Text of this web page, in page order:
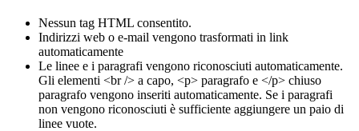
Nessun tag HTML consentito.
Indirizzi web o e-mail vengono trasformati in link
automaticamente
Le linee e i paragrafi vengono riconosciuti automaticamente.
Gli elementi <br /> a capo, <p> paragrafo e </p> chiuso
paragrafo vengono inseriti automaticamente. Se i paragrafi
non vengono riconosciuti è sufficiente aggiungere un paio di
linee vuote.